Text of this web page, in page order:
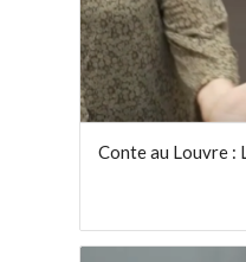
Conte au Louvre :